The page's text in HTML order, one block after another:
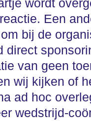
wordt
Een
bij de
direct
van geen
wij kijken of
ad hoc
wedstrijd-